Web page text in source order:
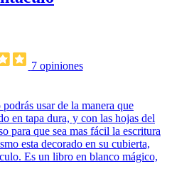
7 opiniones
usar de la manera que
en tapa dura, y con las hojas del
para que sea mas fácil la escritura
esta decorado en su cubierta,
Es un libro en blanco mágico,